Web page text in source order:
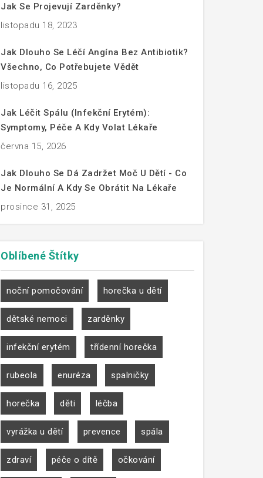
Jak Se Projevují Zarděnky?
listopadu 18, 2023
Jak Dlouho Se Léčí Angína Bez Antibiotik?
Všechno, Co Potřebujete Vědět
listopadu 16, 2025
Jak Léčit Spálu (infekční Erytém):
Symptomy, Péče A Kdy Volat Lékaře
června 15, 2026
Jak Dlouho Se Dá Zadržet Moč U Dětí - Co
Je Normální A Kdy Se Obrátit Na Lékaře
prosince 31, 2025
Oblíbené Štítky
noční pomočování horečka u dětí
dětské nemoci zarděnky
infekční erytém třídenní horečka
rubeola enuréza spalničky
horečka děti léčba
vyrážka u dětí prevence spála
zdraví péče o dítě očkování